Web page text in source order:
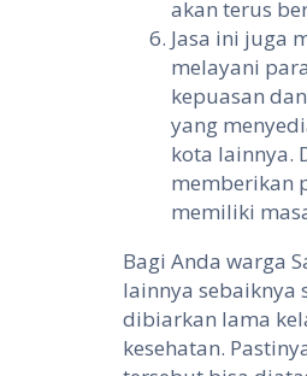
akan terus
Jasa ini juga
melayani
kepuasan
yang
kota lainnya.
memberikan
memiliki
Bagi Anda warga
lainnya sebaiknya
dibiarkan lama
kesehatan.